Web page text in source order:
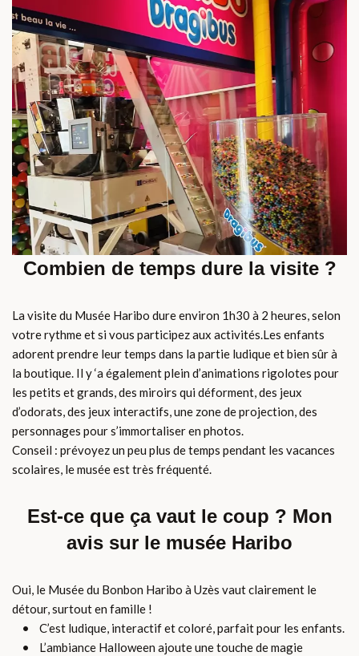
Combien de temps dure la visite ?
La visite du Musée Haribo dure environ 1h30 à 2 heures, selon
votre rythme et si vous participez aux activités.Les enfants
adorent prendre leur temps dans la partie ludique et bien sûr à
la boutique. Il y ‘a également plein d’animations rigolotes pour
les petits et grands, des miroirs qui déforment, des jeux
d’odorats, des jeux interactifs, une zone de projection, des
personnages pour s’immortaliser en photos.
Conseil : prévoyez un peu plus de temps pendant les vacances
scolaires, le musée est très fréquenté.
Est-ce que ça vaut le coup ? Mon
avis sur le musée Haribo
Oui, le Musée du Bonbon Haribo à Uzès vaut clairement le
détour, surtout en famille !
• C’est ludique, interactif et coloré, parfait pour les enfants.
• L’ambiance Halloween ajoute une touche de magie